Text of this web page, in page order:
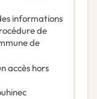
informations
de
de
accès hors